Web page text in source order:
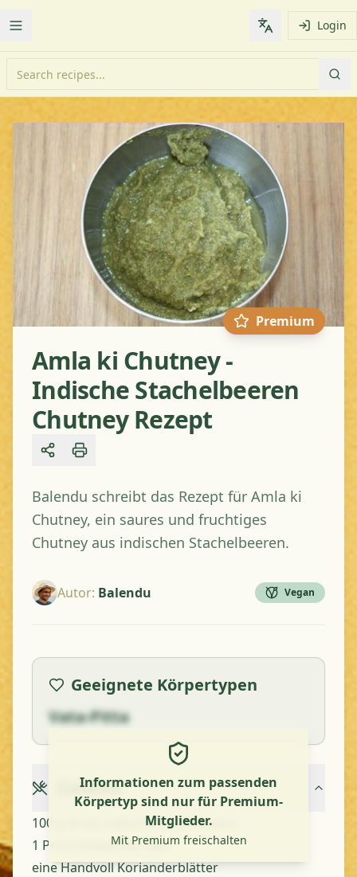
Toggle Menu Change Login
Premium
Amla ki Chutney -
Indische Stachelbeeren
Chutney Rezept
Share
Balendu schreibt das Rezept für Amla ki
Chutney, ein saures und fruchtiges
Chutney aus indischen Stachelbeeren.
Autor: Balendu Vegan
Geeignete Körpertypen
Vata-Pitta
Informationen zum passenden
Körpertyp sind nur für Premium-
Mitglieder.
Mit Premium freischalten
Zutaten
100 g Amla, indische Stachelbeere
1 Prise Schwarzes Salz
eine Handvoll Korianderblätter